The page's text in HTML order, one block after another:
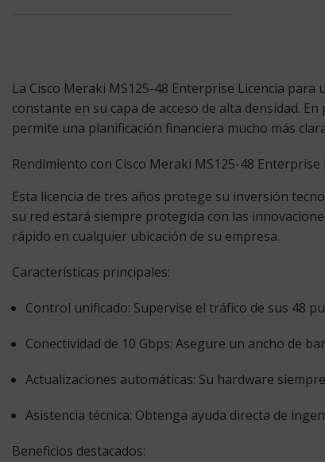
La Cisco Meraki MS125-48 Enterprise Licencia para
constante en su capa de acceso de alta densidad.
permite una planificación financiera mucho más
Rendimiento con Cisco Meraki MS125-48 Enterprise
Esta licencia de tres años protege su inversión
su red estará siempre protegida con las
rápido en cualquier ubicación de su empresa.
Características principales:
Control unificado: Supervise el tráfico de sus 48
Conectividad de 10 Gbps: Asegure un ancho de
Actualizaciones automáticas: Su hardware
Asistencia técnica: Obtenga ayuda directa de
Beneficios destacados: